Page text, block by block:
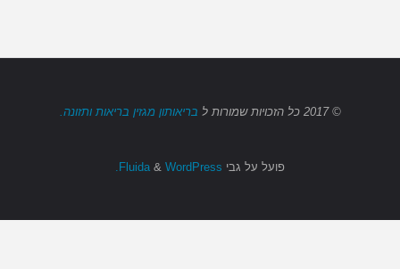
© 2017 כל הזכויות שמורות ל בריאותון מגזין בריאות ותזונה.
פועל על גבי & WordPress.